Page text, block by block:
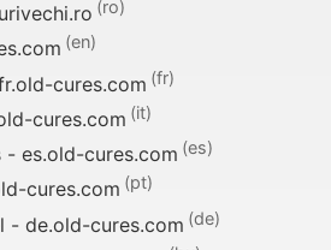
cures.com
cures.com
- es.old-cures.com
cures.com
- de.old-cures.com